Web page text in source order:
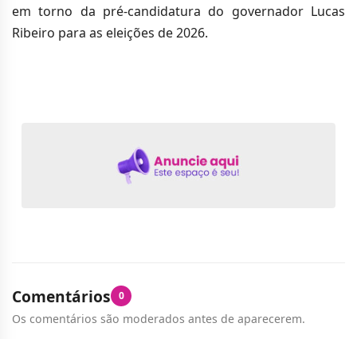
em torno da pré-candidatura do governador Lucas
Ribeiro para as eleições de 2026.
Comentários 0
Os comentários são moderados antes de aparecerem.